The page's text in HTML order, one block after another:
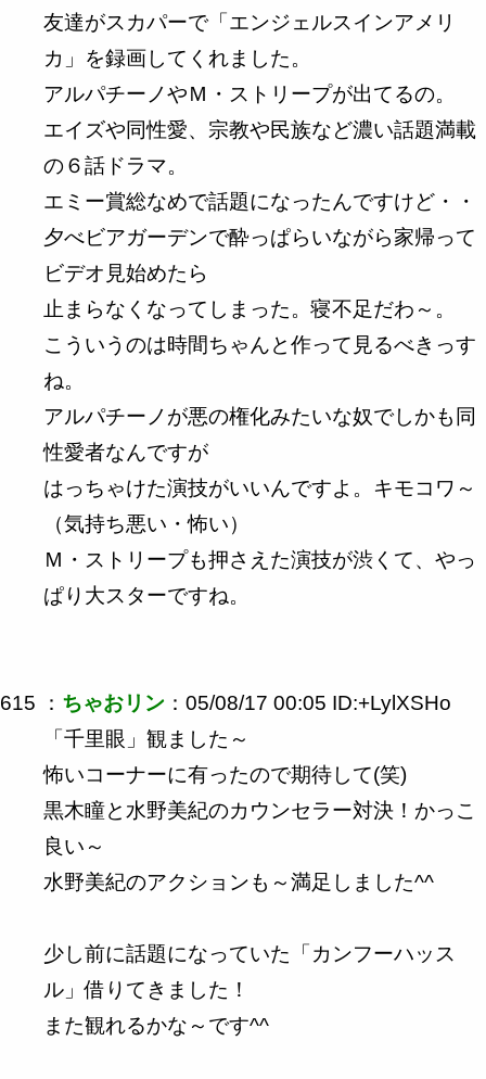
友達がスカパーで「エンジェルスインアメリ
カ」を録画してくれました。
アルパチーノやＭ・ストリープが出てるの。
エイズや同性愛、宗教や民族など濃い話題満載
の６話ドラマ。
エミー賞総なめで話題になったんですけど・・
夕べビアガーデンで酔っぱらいながら家帰って
ビデオ見始めたら
止まらなくなってしまった。寝不足だわ～。
こういうのは時間ちゃんと作って見るべきっす
ね。
アルパチーノが悪の権化みたいな奴でしかも同
性愛者なんですが
はっちゃけた演技がいいんですよ。キモコワ～
（気持ち悪い・怖い）
Ｍ・ストリープも押さえた演技が渋くて、やっ
ぱり大スターですね。
615 ： ちゃおリン ：05/08/17 00:05 ID:+LylXSHo
「千里眼」観ました～
怖いコーナーに有ったので期待して(笑)
黒木瞳と水野美紀のカウンセラー対決！かっこ
良い～
水野美紀のアクションも～満足しました^^
少し前に話題になっていた「カンフーハッス
ル」借りてきました！
また観れるかな～です^^ゞ